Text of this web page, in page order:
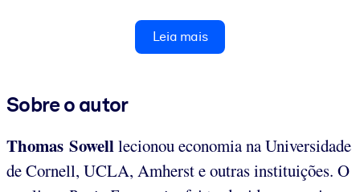
Leia mais
Sobre o autor
Thomas Sowelllecionou economia na Universidade
de Cornell, UCLA, Amherst e outras instituições. O